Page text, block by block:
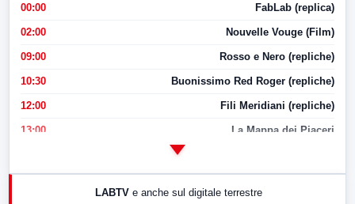
00:00 FabLab (replica)
02:00 Nouvelle Vouge (Film)
09:00 Rosso e Nero (repliche)
10:30 Buonissimo Red Roger (repliche)
12:00 Fili Meridiani (repliche)
13:00 La Mappa dei Piaceri
LABTV e anche sul digitale terrestre